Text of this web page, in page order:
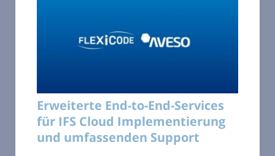
Erweiterte End-to-End-Services
für IFS Cloud Implementierung
und umfassenden Support